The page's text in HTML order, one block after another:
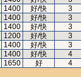
1400 好/快 3
1400 好/快 3
1400 好/快 3
1200 好/快 3
1400 好/快 3
1400 好/快 4
1650 好 4